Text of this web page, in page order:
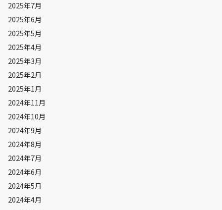
2025年7月
2025年6月
2025年5月
2025年4月
2025年3月
2025年2月
2025年1月
2024年11月
2024年10月
2024年9月
2024年8月
2024年7月
2024年6月
2024年5月
2024年4月